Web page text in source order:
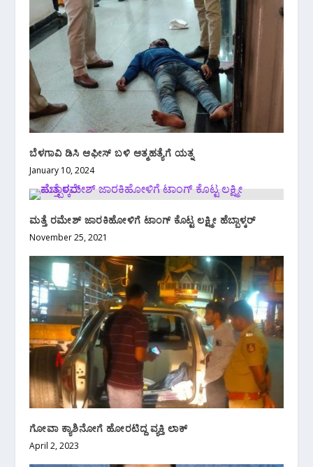
ಬೆಳಗಾವಿ ಡಿಸಿ ಆಫೀಸ್ ಬಳಿ ಆತ್ಮಹತ್ಯೆಗೆ ಯತ್ನ
January 10, 2024
ಮತ್ತೆ ರಮೇಶ್ ಜಾರಕಿಹೋಳಿಗೆ ಟಾಂಗ್ ಕೊಟ್ಟ ಲಕ್ಷ್ಮೀ ಹೆಬ್ಬಾಳ್ಕರ್
November 25, 2021
ಗೋವಾ ಕ್ಯಾಶಿನೋಗೆ ಹೋರಟಿದ್ದ ವ್ಯಕ್ತಿ ಲಾಕ್
April 2, 2023